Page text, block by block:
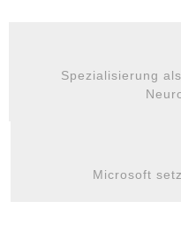
Spezialisierung
Microsoft